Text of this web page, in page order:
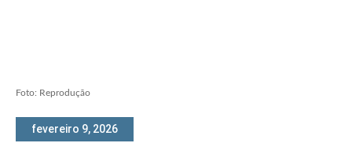
Foto: Reprodução
fevereiro 9, 2026